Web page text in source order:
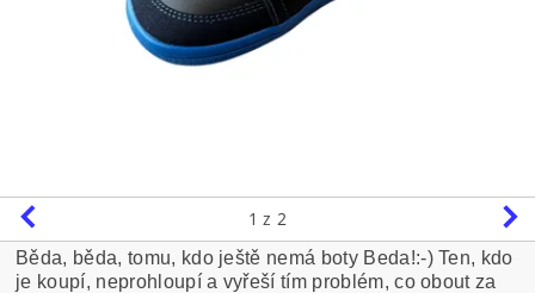
1 z 2
Běda, běda, tomu, kdo ještě nemá boty Beda!:-) Ten, kdo
je koupí, neprohloupí a vyřeší tím problém, co obout za